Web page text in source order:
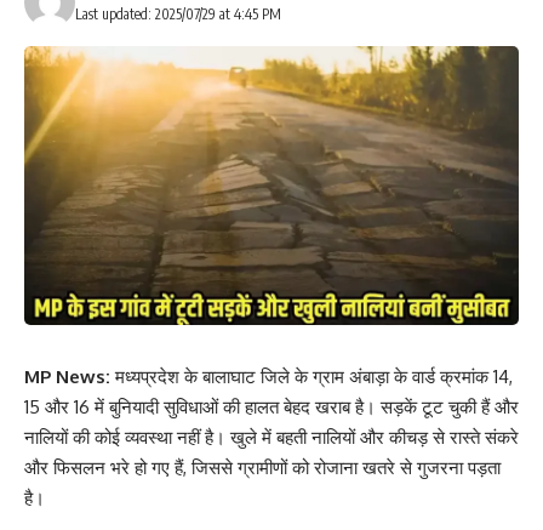
Last updated: 2025/07/29 at 4:45 PM
MP News: मध्यप्रदेश के बालाघाट जिले के ग्राम अंबाड़ा के वार्ड क्रमांक 14,
15 और 16 में बुनियादी सुविधाओं की हालत बेहद खराब है। सड़कें टूट चुकी हैं और
नालियों की कोई व्यवस्था नहीं है। खुले में बहती नालियों और कीचड़ से रास्ते संकरे
और फिसलन भरे हो गए हैं, जिससे ग्रामीणों को रोजाना खतरे से गुजरना पड़ता
है।